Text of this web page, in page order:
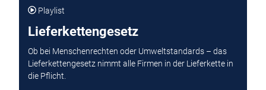
Playlist
Lieferkettengesetz
Ob bei Menschenrechten oder Umweltstandards – das
Lieferkettengesetz nimmt alle Firmen in der Lieferkette in
die Pflicht.